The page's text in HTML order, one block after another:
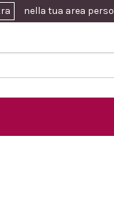
nella tua area